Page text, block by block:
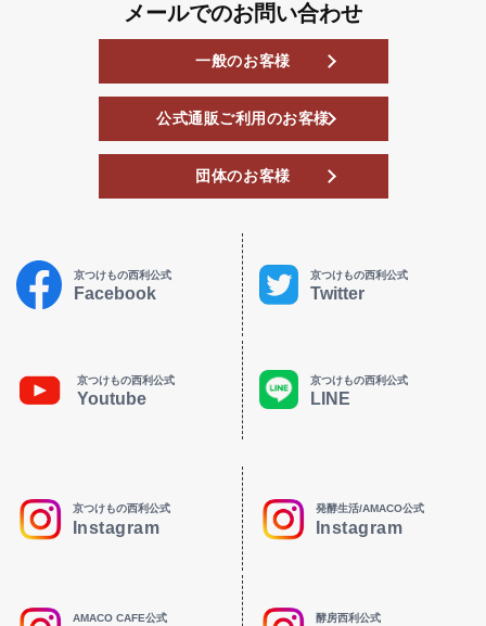
メールでのお問い合わせ
一般のお客様
公式通販ご利用のお客様
団体のお客様
京つけもの西利公式
Facebook
京つけもの西利公式
Twitter
京つけもの西利公式
Youtube
京つけもの西利公式
LINE
京つけもの西利公式
Instagram
発酵生活/AMACO公式
Instagram
AMACO CAFE公式 酵房西利公式